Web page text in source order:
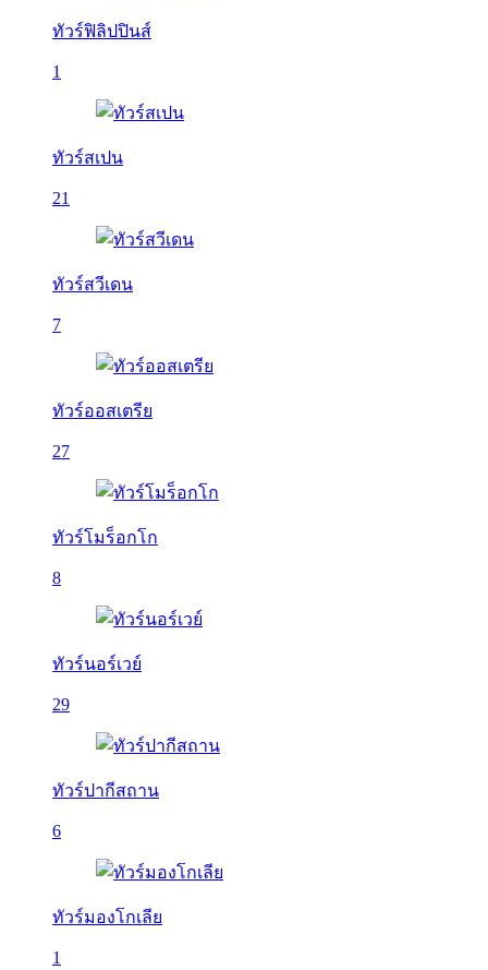
ทัวร์ฟิลิปปินส์
1
ทัวร์สเปน
21
ทัวร์สวีเดน
7
ทัวร์ออสเตรีย
27
ทัวร์โมร็อกโก
8
ทัวร์นอร์เวย์
29
ทัวร์ปากีสถาน
6
ทัวร์มองโกเลีย
1